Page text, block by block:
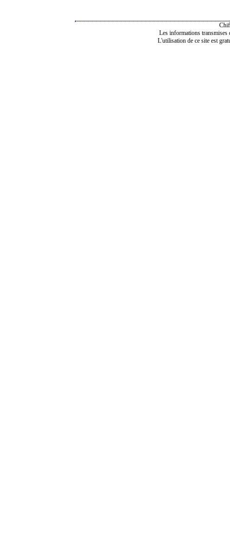
Les informations transmises
L'utilisation de ce site est